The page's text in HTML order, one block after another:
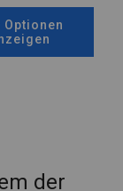
Optionen
der